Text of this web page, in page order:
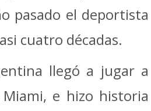
pasado el deportista
cuatro décadas.
llegó a jugar a
e hizo historia